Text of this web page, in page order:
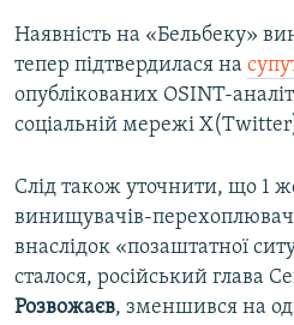
Наявність на «Бельбеку»
тепер підтвердилася на
опублікованих OSINT-
соціальній мережі
Слід також уточнити, що 1
винищувачів-
внаслідок «позаштатної
сталося, російський глава
Розвожаєв, зменшився на